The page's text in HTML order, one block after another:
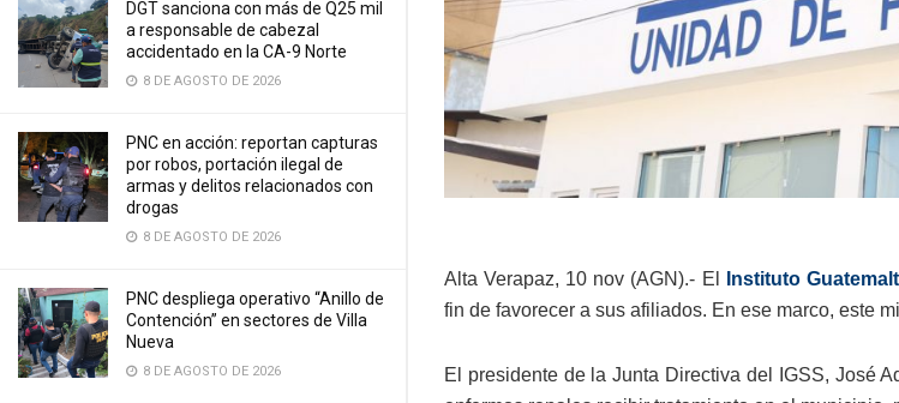
DGT sanciona con más de Q25 mil
a responsable de cabezal
accidentado en la CA-9 Norte
8 DE AGOSTO DE 2026
PNC en acción: reportan capturas
por robos, portación ilegal de
armas y delitos relacionados con
drogas
8 DE AGOSTO DE 2026
PNC despliega operativo “Anillo de
Contención” en sectores de Villa
Nueva
8 DE AGOSTO DE 2026
Alta Verapaz, 10 nov (AGN).- El Instituto
fin de favorecer a sus afiliados. En ese marco, este
El presidente de la Junta Directiva del IGSS, José